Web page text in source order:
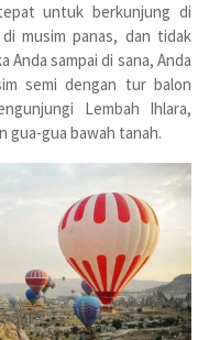
untuk berkunjung di
musim panas, dan tidak
sampai di sana, Anda
semi dengan tur balon
Lembah Ihlara,
gua-gua bawah tanah.